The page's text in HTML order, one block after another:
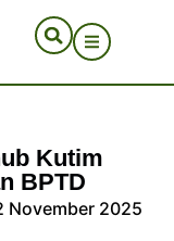
Kutim
BPTD
November 2025